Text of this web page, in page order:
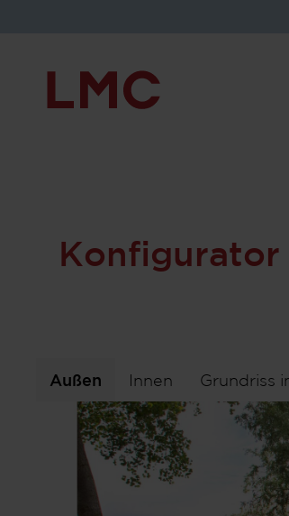
Außen Innen Grundriss